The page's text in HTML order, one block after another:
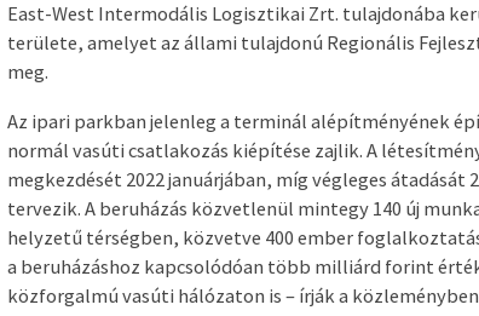
East-West Intermodális Logisztikai Zrt. tulajdonába
területe, amelyet az állami tulajdonú Regionális
meg.
Az ipari parkban jelenleg a terminál alépítményének
normál vasúti csatlakozás kiépítése zajlik. A
megkezdését 2022 januárjában, míg végleges átadását
tervezik. A beruházás közvetlenül mintegy 140 új
helyzetű térségben, közvetve 400 ember
a beruházáshoz kapcsolódóan több milliárd forint
közforgalmú vasúti hálózaton is – írják a